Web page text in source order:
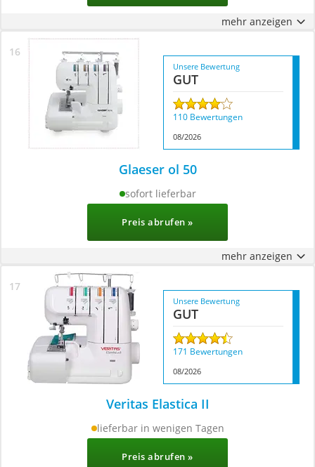
mehr anzeigen
Unsere Bewertung
GUT
110 Bewertungen
08/2026
Glaeser ol 50
sofort lieferbar
Preis abrufen »
mehr anzeigen
Unsere Bewertung
GUT
171 Bewertungen
08/2026
Veritas Elastica II
lieferbar in wenigen Tagen
Preis abrufen »